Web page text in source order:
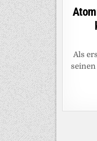
Als
seinen